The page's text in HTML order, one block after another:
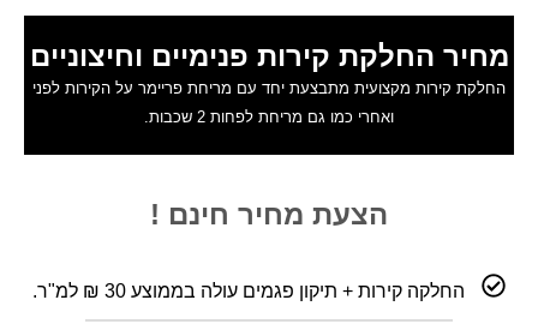
מחיר החלקת קירות פנימיים וחיצוניים
החלקת קירות מקצועית מתבצעת יחד עם מריחת פריימר על הקירות לפני
ואחרי כמו גם מריחת לפחות 2 שכבות.
הצעת מחיר חינם !
החלקה קירות + תיקון פגמים עולה בממוצע 30 ₪ למ"ר.